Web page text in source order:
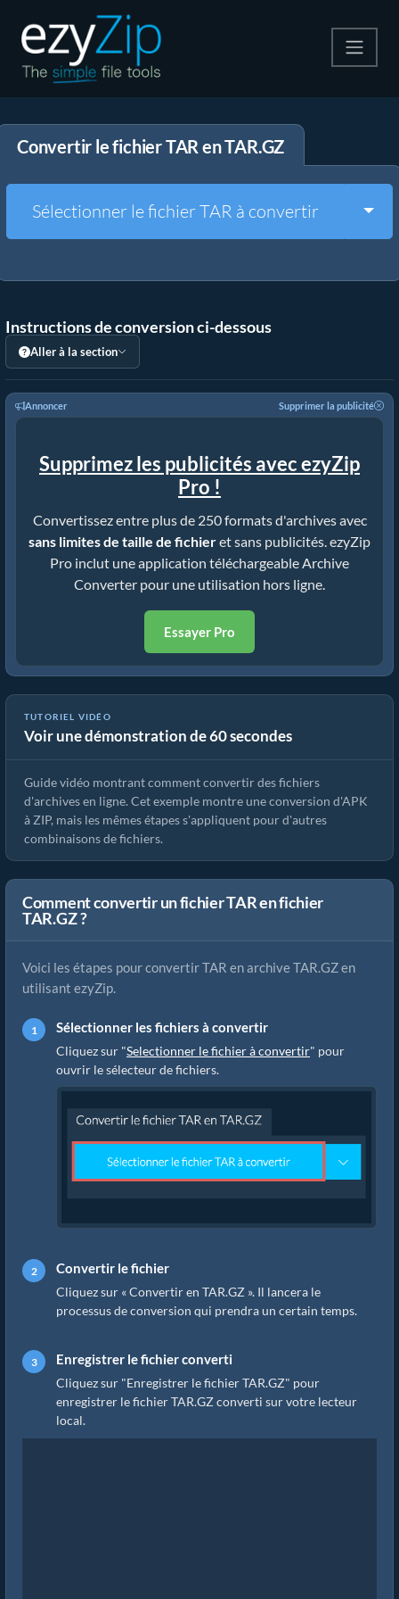
Décompresser
Autres outils
Convertir le fichier TAR en TAR.GZ
Sélectionner le fichier TAR à convertir
Instructions de conversion ci-dessous
Aller à la section
Annoncer Supprimer la publicité
Supprimez les publicités avec ezyZip
Pro !
Convertissez entre plus de 250 formats d'archives avec
sans limites de taille de fichieret sans publicités. ezyZip
Pro inclut une application téléchargeable Archive
Converter pour une utilisation hors ligne.
Essayer Pro
TUTORIEL VIDÉO
Voir une démonstration de 60 secondes
Comment convertir des fichiers d'archives avec ezyZip
Guide vidéo montrant comment convertir des fichiers
d'archives en ligne. Cet exemple montre une conversion d'APK
à ZIP, mais les mêmes étapes s'appliquent pour d'autres
combinaisons de fichiers.
Comment convertir un fichier TAR en fichier
TAR.GZ ?
Voici les étapes pour convertir TAR en archive TAR.GZ en
utilisant ezyZip.
Sélectionner les fichiers à convertir
Cliquez sur "Selectionner le fichier à convertir" pour
ouvrir le sélecteur de fichiers.
Convertir le fichier
Cliquez sur « Convertir en TAR.GZ ». Il lancera le
processus de conversion qui prendra un certain temps.
Enregistrer le fichier converti
Cliquez sur "Enregistrer le fichier TAR.GZ" pour
enregistrer le fichier TAR.GZ converti sur votre lecteur
local.